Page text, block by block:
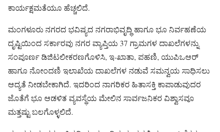
ಕಾರ್ಯಕ್ಷಮತೆಯೂ ಹೆಚ್ಚಲಿದೆ.
ಮಂಗಳೂರು ನಗರದ ಭವಿಷ್ಯದ ನಗರಾಭಿವೃದ್ಧಿ ಹಾಗೂ ಭೂ ನಿರ್ವಹಣೆಯ
ದೃಷ್ಟಿಯಿಂದ ಸರ್ಕಾರವು ನಗರ ವ್ಯಾಪ್ತಿಯ 37 ಗ್ರಾಮಗಳ ದಾಖಲೆಗಳನ್ನು
ಸಂಪೂರ್ಣ ಡಿಜಿಟಲೀಕರಣಗೊಳಿಸಿ, ಇ-ಖಾತಾ, ಪಹಣಿ, ಯುಪಿಒಆರ್
ಹಾಗೂ ನೋಂದಣಿ ಇಲಾಖೆಯ ದಾಖಲೆಗಳ ನಡುವೆ ಸಮನ್ವಯ ಸಾಧಿಸಲು
ಆದ್ಯತೆ ನೀಡಬೇಕಾಗಿದೆ. ಇದರಿಂದ ನಾಗರಿಕರ ಹಿತಾಸಕ್ತಿ ಕಾಪಾಡುವುದರ
ಜೊತೆಗೆ ಭೂ ಆಡಳಿತ ವ್ಯವಸ್ಥೆಯ ಮೇಲಿನ ಸಾರ್ವಜನಿಕರ ವಿಶ್ವಾಸವೂ
ಮತ್ತಷ್ಟು ಬಲಗೊಳ್ಳಲಿದೆ.